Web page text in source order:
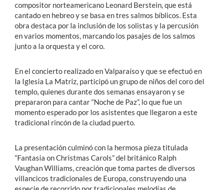
compositor norteamericano Leonard Berstein, que está
cantado en hebreo y se basa en tres salmos bíblicos. Esta
obra destaca por la inclusión de los solistas y la percusión
en varios momentos, marcando los pasajes de los salmos
junto a la orquesta y el coro.
En el concierto realizado en Valparaíso y que se efectuó en
la Iglesia La Matriz, participó un grupo de niños del coro del
templo, quienes durante dos semanas ensayaron y se
prepararon para cantar “Noche de Paz”, lo que fue un
momento esperado por los asistentes que llegaron a este
tradicional rincón de la ciudad puerto.
La presentación culminó con la hermosa pieza titulada
“Fantasia on Christmas Carols” del británico Ralph
Vaughan Williams, creación que toma partes de diversos
villancicos tradicionales de Europa, construyendo una